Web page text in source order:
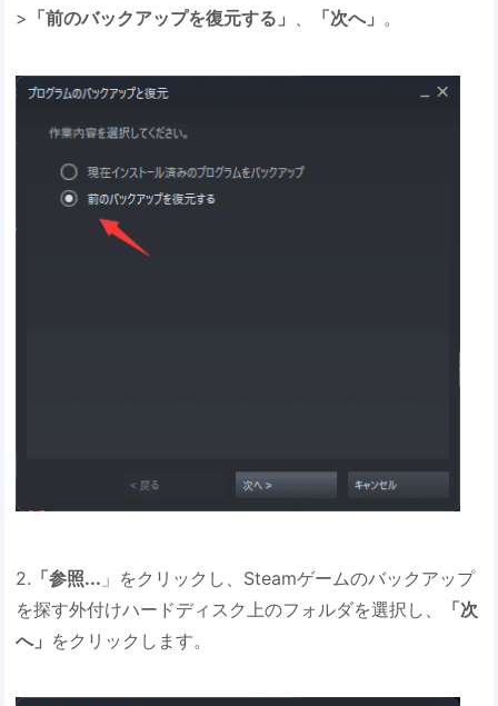
> 「前のバックアップを復元する」 、 「次へ」 。
2. 「参照... 」をクリックし、Steamゲームのバックアップ
を探す外付けハードディスク上のフォルダを選択し、
「次
へ」 をクリックします。